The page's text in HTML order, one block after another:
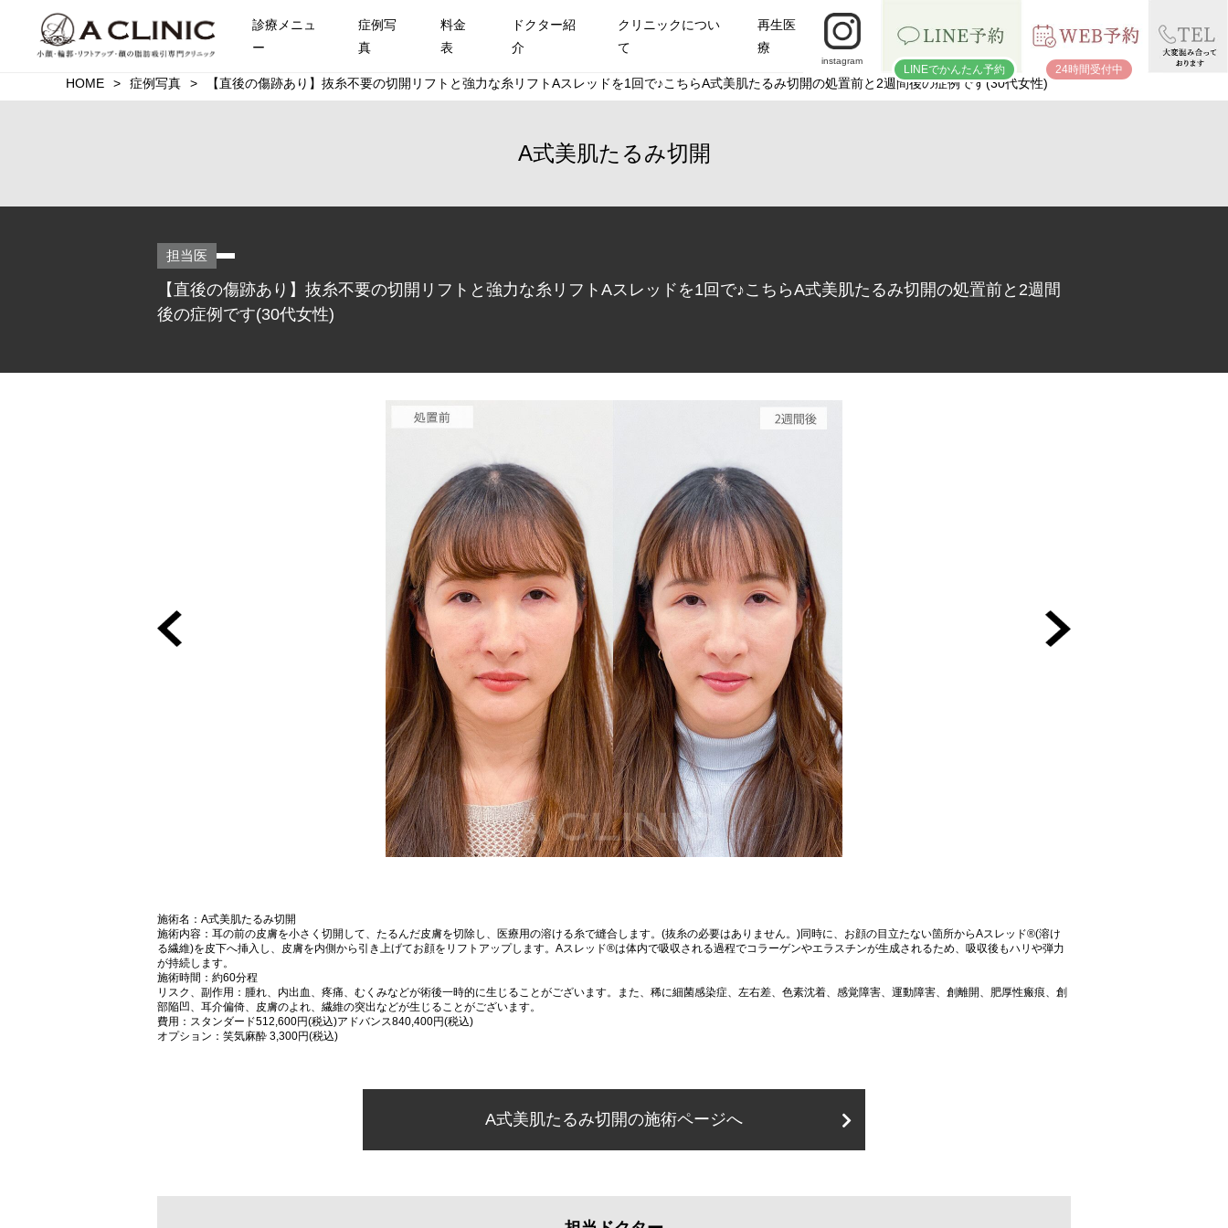
診療メニュ
ー
症例写
真
料金
表
ドクター紹
介
クリニックについ
て
再生医
療
instagram
LINEでかんたん予約 24時間受付中
HOME 症例写真 【直後の傷跡あり】抜糸不要の切開リフトと強力な糸リフトAスレッドを1回で♪こちらA式美肌たるみ切開の処置前と2週間後の症例です(30代女性)
A式美肌たるみ切開
担当医
【直後の傷跡あり】抜糸不要の切開リフトと強力な糸リフトAスレッドを1回で♪こちらA式美肌たるみ切開の処置前と2週間
後の症例です(30代女性)
施術名：A式美肌たるみ切開
施術内容：耳の前の皮膚を小さく切開して、たるんだ皮膚を切除し、医療用の溶ける糸で縫合します。(抜糸の必要はありません。)同時に、お顔の目立たない箇所からAスレッド®(溶け
る繊維)を皮下へ挿入し、皮膚を内側から引き上げてお顔をリフトアップします。Aスレッド®は体内で吸収される過程でコラーゲンやエラスチンが生成されるため、吸収後もハリや弾力
が持続します。
施術時間：約60分程
リスク、副作用：腫れ、内出血、疼痛、むくみなどが術後一時的に生じることがございます。また、稀に細菌感染症、左右差、色素沈着、感覚障害、運動障害、創離開、肥厚性瘢痕、創
部陥凹、耳介偏倚、皮膚のよれ、繊維の突出などが生じることがございます。
費用：スタンダード512,600円(税込)アドバンス840,400円(税込)
オプション：笑気麻酔 3,300円(税込)
A式美肌たるみ切開の施術ページへ